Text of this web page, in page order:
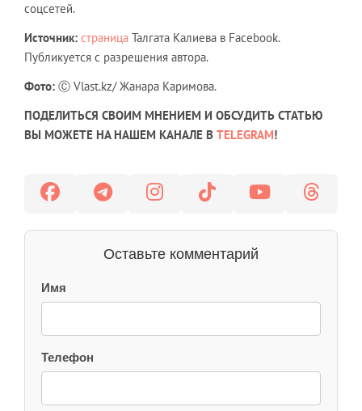
соцсетей.
Источник: страница Талгата Калиева в Facebook.
Публикуется с разрешения автора.
Фото: Ⓒ Vlast.kz/ Жанара Каримова.
ПОДЕЛИТЬСЯ СВОИМ МНЕНИЕМ И ОБСУДИТЬ СТАТЬЮ
ВЫ МОЖЕТЕ НА НАШЕМ КАНАЛЕ В TELEGRAM!
Оставьте комментарий
Имя
Телефон